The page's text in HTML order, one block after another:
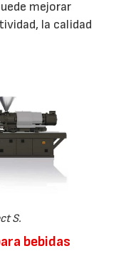
mejorar
la calidad
S.
bebidas